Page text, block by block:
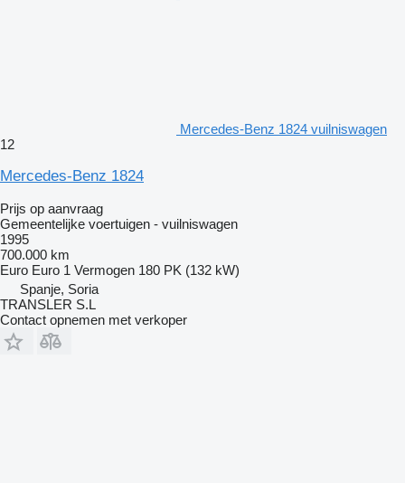
Mercedes-Benz 1824 vuilniswagen
12
Mercedes-Benz 1824
Prijs op aanvraag
Gemeentelijke voertuigen - vuilniswagen
1995
700.000 km
Euro Euro 1 Vermogen 180 PK (132 kW)
Spanje, Soria
TRANSLER S.L
Contact opnemen met verkoper